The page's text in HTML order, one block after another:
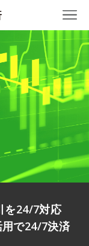
を24/7対応
で24/7決済